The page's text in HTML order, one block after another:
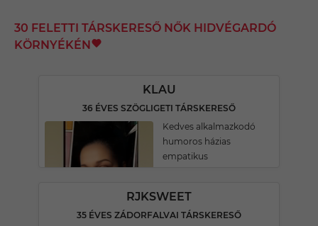
30 FELETTI TÁRSKERESŐ NŐK HIDVÉGARDÓ
KÖRNYÉKÉN
KLAU
36 ÉVES SZÖGLIGETI TÁRSKERESŐ
Kedves alkalmazkodó
humoros házias
empatikus
RJKSWEET
35 ÉVES ZÁDORFALVAI TÁRSKERESŐ